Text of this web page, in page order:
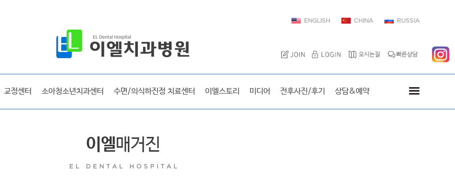
ENGLISH CHINA RUSSIA
교정센터 소아청소년치과센터 수면/의식하진정 치료센터 이엘스토리 미디어 전후사진/후기 상담&예약
이엘매거진
EL DENTAL HOSPITAL